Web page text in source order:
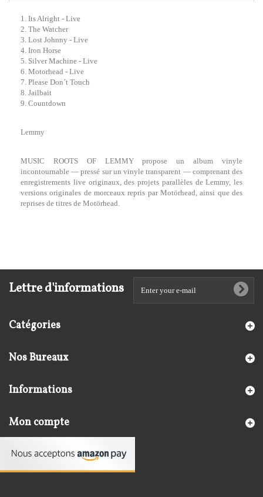
1. Its Alright - Live
2. The Watcher
3. Lost Johnny - Live
4. Iron Horse
5. Silver Machine - Live
6. Motorhead - Live
7. Please Don´t Touch
8. Jailbait
9. Countdown
Lemmy
MUSIC ROOTS OF LEMMY propose un album vinyle
incontournable — pressé sur un vinyle transparent — comprenant des
enregistrements live originaux, des projets parallèles de Lemmy, les
versions originales de morceaux repris par Motörhead, ainsi que des
reprises de titres de Motörhead.
Lettre d'informations
Catégories
Nos Bureaux
Informations
Mon compte